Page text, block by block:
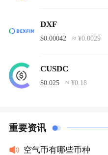
DXF
$0.00042 ≈ ¥0.0029
CUSDC
$0.025 ≈ ¥0.18
重要资讯
空气币有哪些币种